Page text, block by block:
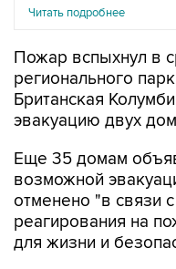
Читать подробнее
Пожар вспыхнул в
регионального
Британская
эвакуацию двух
Еще 35 домам
возможной
отменено "в связи
реагирования на
для жизни и